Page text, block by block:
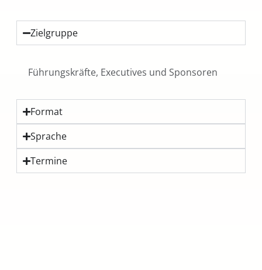
Zielgruppe
Führungskräfte, Executives und Sponsoren
Format
Sprache
Termine